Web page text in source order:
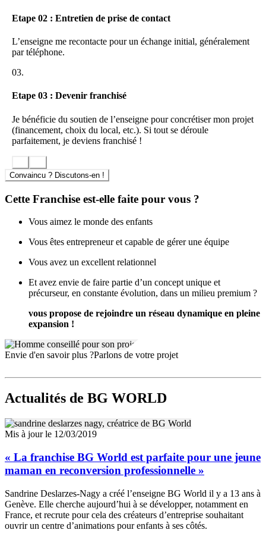
L’équipe du franchiseur : la vision sérieuse et honnête du métier
Etape 02 : Entretien de prise de contact
L’enseigne me recontacte pour un échange initial, généralement
par téléphone.
03.
Etape 03 : Devenir franchisé
Je bénéficie du soutien de l’enseigne pour concrétiser mon projet
(financement, choix du local, etc.). Si tout se déroule
parfaitement, je deviens franchisé !
Convaincu ? Discutons-en !
Cette Franchise est-elle faite pour vous ?
Vous aimez le monde des enfants
Vous êtes entrepreneur et capable de gérer une équipe
Vous avez un excellent relationnel
Et avez envie de faire partie d’un concept unique et
précurseur, en constante évolution, dans un milieu premium ?
vous propose de rejoindre un réseau dynamique en pleine
expansion !
Envie d'en savoir plus ?Parlons de votre projet
Actualités de BG WORLD
Mis à jour le 12/03/2019
« La franchise BG World est parfaite pour une jeune
maman en reconversion professionnelle »
Sandrine Deslarzes-Nagy a créé l’enseigne BG World il y a 13 ans à
Genève. Elle cherche aujourd’hui à se développer, notamment en
France, et recrute pour cela des créateurs d’entreprise souhaitant
ouvrir un centre d’animations pour enfants à ses côtés.